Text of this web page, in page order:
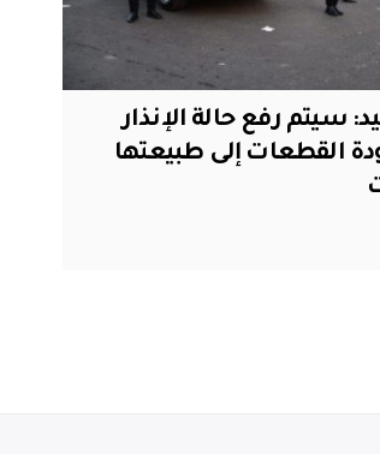
سيتم رفع حالة الإنذار
القطعات إلى طبيعتها